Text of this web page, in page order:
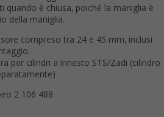
quando è chiusa, poiché la maniglia è
della maniglia.
compreso tra 24 e 45 mm, inclusi
per cilindri a innesto STS/Zadi (cilindro
2 106 488